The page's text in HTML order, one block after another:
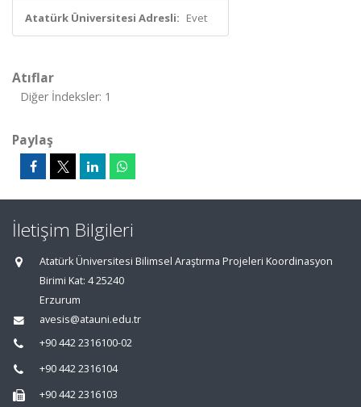
Atatürk Üniversitesi Adresli: Evet
Atıflar
Diğer İndeksler: 1
Paylaş
İletişim Bilgileri
Atatürk Üniversitesi Bilimsel Araştırma Projeleri Koordinasyon
Birimi Kat: 4 25240
Erzurum
avesis@atauni.edu.tr
+90 442 2316100-02
+90 442 2316104
+90 442 2316103